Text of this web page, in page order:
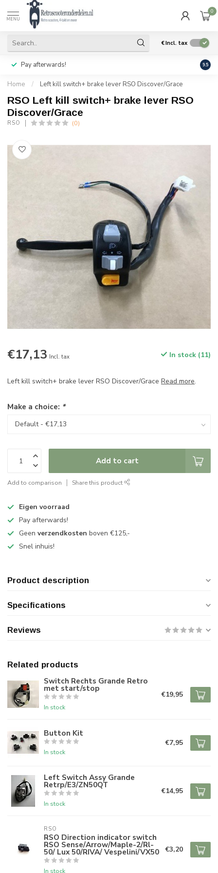
MENU
0
€Incl. tax
Pay afterwards! Geen
9.5
Home / Left kill switch+ brake lever RSO Discover/Grace
RSO Left kill switch+ brake lever RSO
Discover/Grace
RSO (0)
€17,13 Incl. tax In stock (11)
Left kill switch+ brake lever RSO Discover/Grace Read more.
Make a choice: *
Add to cart
Add to comparison Share this product
Eigen voorraad
Pay afterwards!
Geen verzendkosten boven €125,-
Snel inhuis!
Product description
Specifications
Reviews
Related products
Switch Rechts Grande Retro
met start/stop
In stock
€19,95
Button Kit
In stock
€7,95
Left Switch Assy Grande
Retrp/E3/ZN50QT
In stock
€14,95
RSO
RSO Direction indicator switch
RSO Sense/Arrow/Maple-2/Rl-
50/ Lux 50/RIVA/ Vespelini/VX50
In stock
€3,20